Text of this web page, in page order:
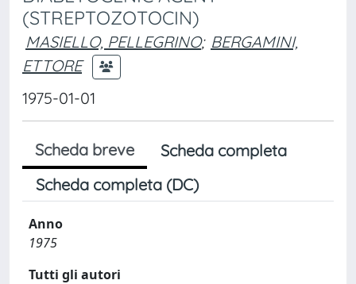
(STREPTOZOTOCIN)
MASIELLO, PELLEGRINO; BERGAMINI,
ETTORE
1975-01-01
Scheda breve
Scheda completa
Scheda completa (DC)
Anno
1975
Tutti gli autori